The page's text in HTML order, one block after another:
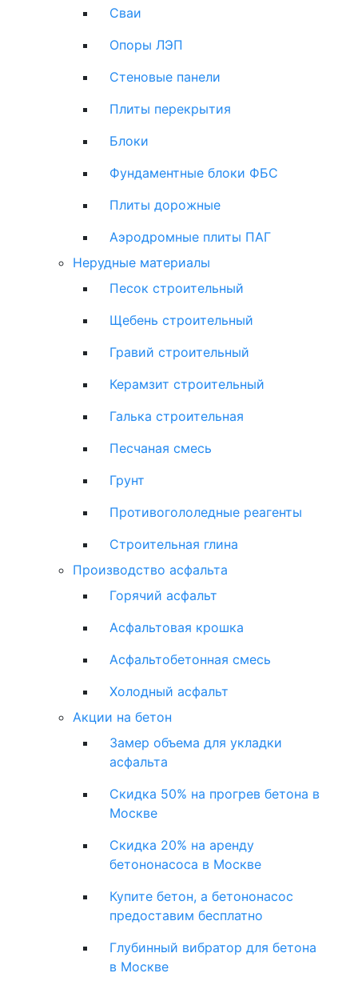
Сваи
Опоры ЛЭП
Стеновые панели
Плиты перекрытия
Блоки
Фундаментные блоки ФБС
Плиты дорожные
Аэродромные плиты ПАГ
Нерудные материалы
Песок строительный
Щебень строительный
Гравий строительный
Керамзит строительный
Галька строительная
Песчаная смесь
Грунт
Противогололедные реагенты
Строительная глина
Производство асфальта
Горячий асфальт
Асфальтовая крошка
Асфальтобетонная смесь
Холодный асфальт
Акции на бетон
Замер объема для укладки
асфальта
Скидка 50% на прогрев бетона в
Москве
Скидка 20% на аренду
бетононасоса в Москве
Купите бетон, а бетононасос
предоставим бесплатно
Глубинный вибратор для бетона
в Москве